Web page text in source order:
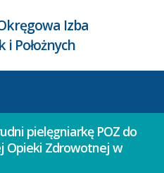
Izba
Położnych
pielęgniarkę POZ do
Opieki Zdrowotnej w